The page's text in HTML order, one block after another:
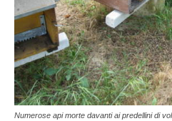
Numerose api morte davanti ai predellini di